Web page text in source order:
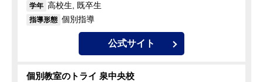
学年 高校生, 既卒生
指導形態 個別指導
公式サイト
個別教室のトライ 泉中央校